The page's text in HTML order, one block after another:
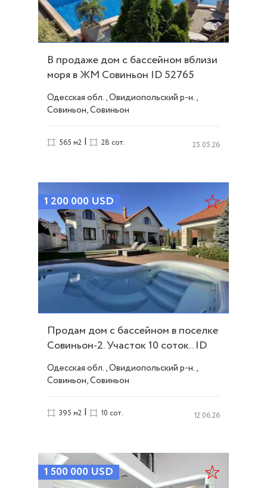
В продаже дом с бассейном вблизи
моря в ЖМ Совиньон ID 52765
Одесская обл., Овидиопольский р-н.,
Совиньон, Совиньон
565 м2 | 28 сот. 25.05.26
1 200 000 USD
Продам дом с бассейном в поселке
Совиньон-2. Участок 10 соток.. ID
51233
Одесская обл., Овидиопольский р-н.,
Совиньон, Совиньон
395 м2 | 10 сот. 12.06.26
1 500 000 USD